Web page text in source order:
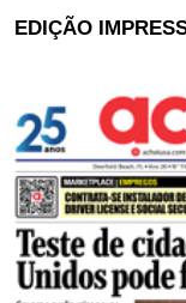
EDIÇÃO